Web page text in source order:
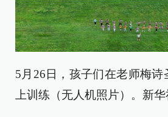
5月26日，孩子们在老师梅诗
上训练（无人机照片）。新